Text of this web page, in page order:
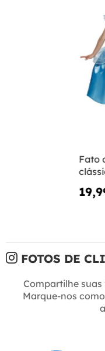
Fato
FOTOS DE
Compartilhe
Marque-nos